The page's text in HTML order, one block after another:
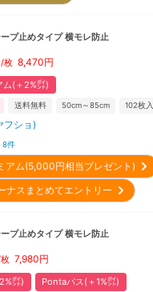
プ止めタイプ 横モレ防止
枚 8,470円
ム(＋2%㌽)
送料無料 50cm～85cm 102枚入
フショ)
8件
アム(5,000円相当プレゼント)
ナスまとめてエントリー
プ止めタイプ 横モレ防止
7,980円
㌽) Pontaパス(＋1%㌽)